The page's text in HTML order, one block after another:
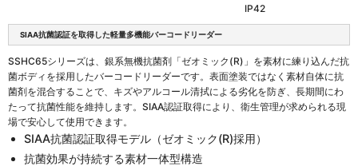
IP42
SIAA抗菌認証を取得した軽量多機能バーコードリーダー
SSHC65シリーズは、銀系無機抗菌剤「ゼオミック(R)」を素材に練り込んだ抗
菌ボディを採用したバーコードリーダーです。表面塗装ではなく素材自体に抗
菌剤を混合することで、キズやアルコール清拭による劣化を防ぎ、長期間にわ
たって抗菌性能を維持します。SIAA認証取得により、衛生管理が求められる現
場で安心して使用できます。
SIAA抗菌認証取得モデル（ゼオミック(R)採用）
抗菌効果が持続する素材一体型構造